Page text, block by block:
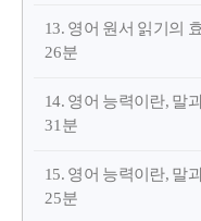
13. 영어 원서 읽기의
26분
14. 영어 능력이란, 말
31분
15. 영어 능력이란, 말
25분